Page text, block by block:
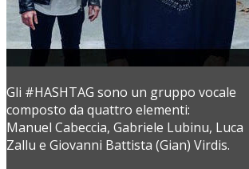
Gli #HASHTAG sono un gruppo vocale
composto da quattro elementi:
Manuel Cabeccia, Gabriele Lubinu, Luca
Zallu e Giovanni Battista (Gian) Virdis.